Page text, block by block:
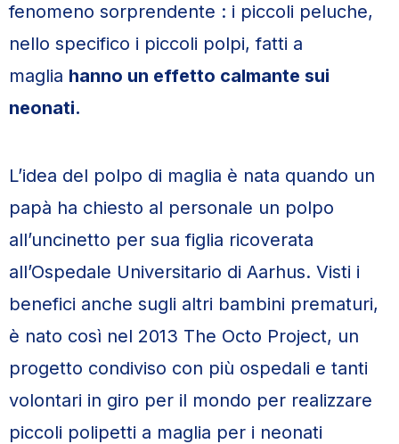
fenomeno sorprendente : i piccoli peluche,
nello specifico i piccoli polpi, fatti a
maglia hanno un effetto calmante sui
neonati.
L’idea del polpo di maglia è nata quando un
papà ha chiesto al personale un polpo
all’uncinetto per sua figlia ricoverata
all’Ospedale Universitario di Aarhus. Visti i
benefici anche sugli altri bambini prematuri,
è nato così nel 2013 The Octo Project, un
progetto condiviso con più ospedali e tanti
volontari in giro per il mondo per realizzare
piccoli polipetti a maglia per i neonati